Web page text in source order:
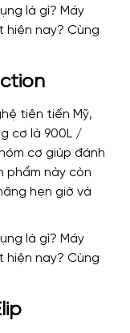
tiên tiến Mỹ,
cơ là 900L /
cơ giúp đánh
phẩm này còn
hẹn giờ và